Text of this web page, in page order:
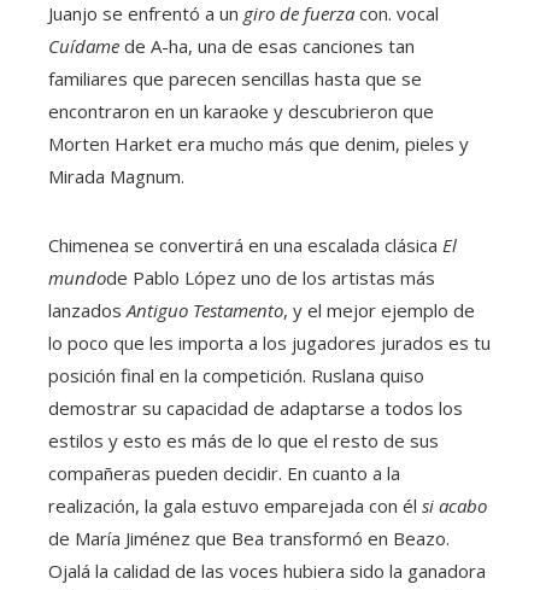
Juanjo se enfrentó a un giro de fuerza con. vocal
Cuídame de A-ha, una de esas canciones tan
familiares que parecen sencillas hasta que se
encontraron en un karaoke y descubrieron que
Morten Harket era mucho más que denim, pieles y
Mirada Magnum.
Chimenea se convertirá en una escalada clásica El
mundode Pablo López uno de los artistas más
lanzadosAntiguo Testamento, y el mejor ejemplo de
lo poco que les importa a los jugadores jurados es tu
posición final en la competición. Ruslana quiso
demostrar su capacidad de adaptarse a todos los
estilos y esto es más de lo que el resto de sus
compañeras pueden decidir. En cuanto a la
realización, la gala estuvo emparejada con él si acabo
de María Jiménez que Bea transformó en Beazo.
Ojalá la calidad de las voces hubiera sido la ganadora